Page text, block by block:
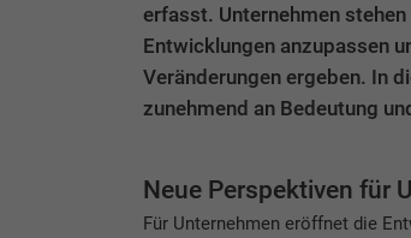
erfasst. Unternehmen
Entwicklungen anzupassen
Veränderungen ergeben. In
zunehmend an Bedeutung
Neue Perspektiven für
Für Unternehmen eröffnet die